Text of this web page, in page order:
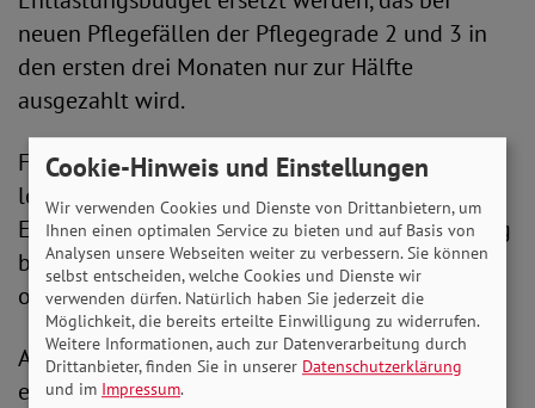
neuen Pflegefällen der Pflegegrade 2 und 3 in
den ersten drei Monaten nur zur Hälfte
ausgezahlt wird.
Für Menschen mit Pflegegrad 1, die zu Hause
leben, soll zudem der bisherige
Entlastungsbetrag entfallen. Dieser kann bislang
beispielsweise für Unterstützung im Haushalt
oder bei der Gartenarbeit genutzt werden.
Auch diese Pläne sieht der SoVD kritisch. In
einem Fernsehinterview mit dem ZDF erklärte
Cookie-Hinweis und Einstellungen
Wir verwenden Cookies und Dienste von Drittanbietern, um
Ihnen einen optimalen Service zu bieten und auf Basis von
Analysen unsere Webseiten weiter zu verbessern. Sie können
selbst entscheiden, welche Cookies und Dienste wir
verwenden dürfen. Natürlich haben Sie jederzeit die
Möglichkeit, die bereits erteilte Einwilligung zu widerrufen.
Weitere Informationen, auch zur Datenverarbeitung durch
Drittanbieter, finden Sie in unserer Datenschutzerklärung
und im Impressum.